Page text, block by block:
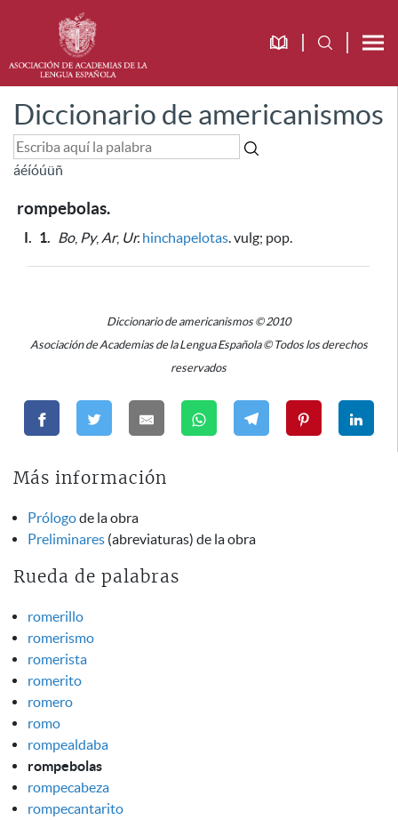
Diccionario de americanismos
áéíóúüñ
rompebolas.
I. 1. Bo, Py, Ar, Ur. hinchapelotas. vulg; pop.
Diccionario de americanismos © 2010
Asociación de Academias de la Lengua Española © Todos los derechos
reservados
Más información
Prólogode la obra
Preliminares (abreviaturas) de la obra
Rueda de palabras
romerillo
romerismo
romerista
romerito
romero
romo
rompealdaba
rompebolas
rompecabeza
rompecantarito